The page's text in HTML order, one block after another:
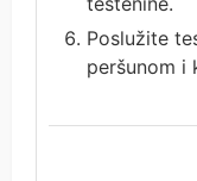
Poslužite
peršunom i